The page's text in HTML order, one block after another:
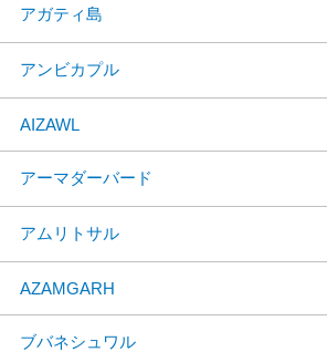
アガティ島
アンビカプル
AIZAWL
アーマダーバード
アムリトサル
AZAMGARH
ブバネシュワル